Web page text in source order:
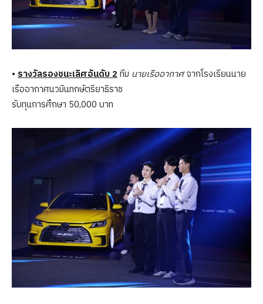
• รางวัลรองชนะเลิศอันดับ 2ทีม นายเรืออากาศจากโรงเรียนนาย
เรืออากาศนวมินทกษัตริยาธิราช
รับทุนการศึกษา 50,000 บาท